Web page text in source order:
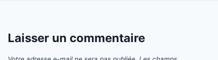
Laisser un commentaire